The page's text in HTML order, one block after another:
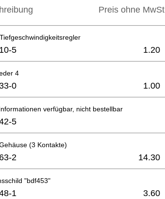
Preis ohne MwSt
5 1.20
4
0 1.00
verfügbar, nicht bestellbar
5
(3 Kontakte)
2 14.30
"bdf453"
1 3.60